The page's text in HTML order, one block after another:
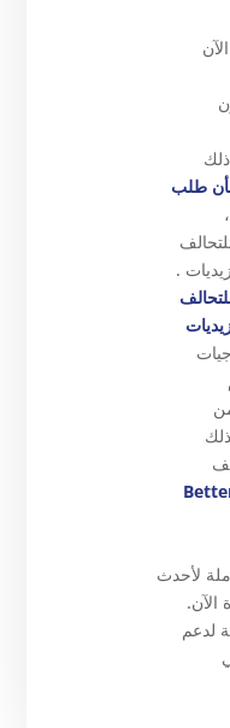
طلب
،
.
لأحدث
الآن.
لدعم